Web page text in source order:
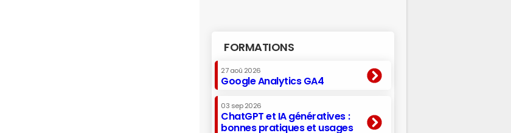
FORMATIONS
27 aoû 2026
Google Analytics GA4
03 sep 2026
ChatGPT et IA génératives :
bonnes pratiques et usages